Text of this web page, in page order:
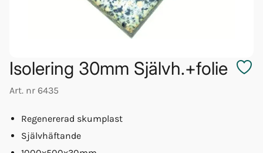
Isolering 30mm Självh.+folie
Art. nr 6435
Regenererad skumplast
Självhäftande